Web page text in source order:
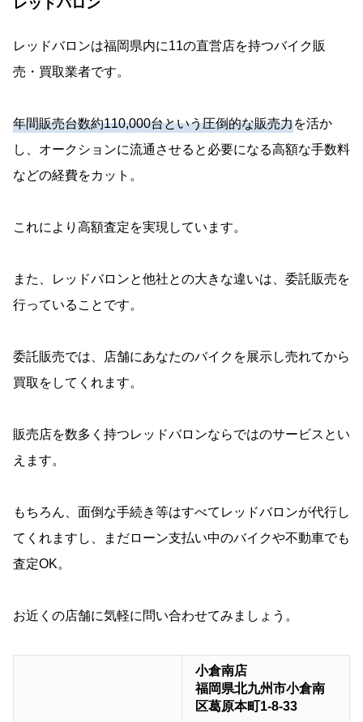
レッドバロン
レッドバロンは福岡県内に11の直営店を持つバイク販
売・買取業者です。
年間販売台数約110,000台という圧倒的な販売力を活か
し、オークションに流通させると必要になる高額な手数料
などの経費をカット。
これにより高額査定を実現しています。
また、レッドバロンと他社との大きな違いは、委託販売を
行っていることです。
委託販売では、店舗にあなたのバイクを展示し売れてから
買取をしてくれます。
販売店を数多く持つレッドバロンならではのサービスとい
えます。
もちろん、面倒な手続き等はすべてレッドバロンが代行し
てくれますし、まだローン支払い中のバイクや不動車でも
査定OK。
お近くの店舗に気軽に問い合わせてみましょう。
小倉南店
福岡県北九州市小倉南
区葛原本町1-8-33